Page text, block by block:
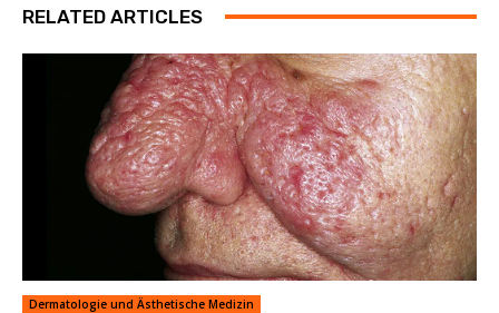
RELATED ARTICLES
Dermatologie und Ästhetische Medizin